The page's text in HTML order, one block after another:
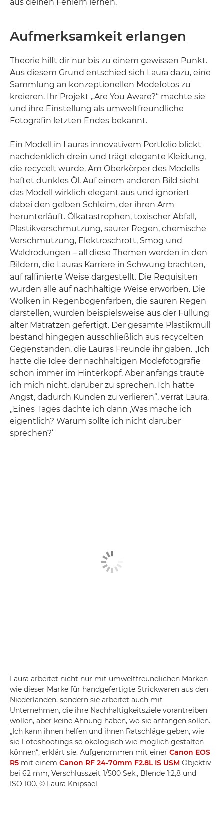
aus deinen Fehlern lernen.“
Aufmerksamkeit erlangen
Theorie hilft dir nur bis zu einem gewissen Punkt.
Aus diesem Grund entschied sich Laura dazu, eine
Sammlung an konzeptionellen Modefotos zu
kreieren. Ihr Projekt „Are You Aware?“ machte sie
und ihre Einstellung als umweltfreundliche
Fotografin letzten Endes bekannt.
Ein Modell in Lauras innovativem Portfolio blickt
nachdenklich drein und trägt elegante Kleidung,
die recycelt wurde. Am Oberkörper des Modells
haftet dunkles Öl. Auf einem anderen Bild sieht
das Modell wirklich elegant aus und ignoriert
dabei den gelben Schleim, der ihren Arm
herunterläuft. Ölkatastrophen, toxischer Abfall,
Plastikverschmutzung, saurer Regen, chemische
Verschmutzung, Elektroschrott, Smog und
Waldrodungen – all diese Themen werden in den
Bildern, die Lauras Karriere in Schwung brachten,
auf raffinierte Weise dargestellt. Die Requisiten
wurden alle auf nachhaltige Weise erworben. Die
Wolken in Regenbogenfarben, die sauren Regen
darstellen, wurden beispielsweise aus der Füllung
alter Matratzen gefertigt. Der gesamte Plastikmüll
bestand hingegen ausschließlich aus recycelten
Gegenständen, die Lauras Freunde ihr gaben. „Ich
hatte die Idee der nachhaltigen Modefotografie
schon immer im Hinterkopf. Aber anfangs traute
ich mich nicht, darüber zu sprechen. Ich hatte
Angst, dadurch Kunden zu verlieren“, verrät Laura.
„Eines Tages dachte ich dann ‚Was mache ich
eigentlich? Warum sollte ich nicht darüber
sprechen?‘
Laura arbeitet nicht nur mit umweltfreundlichen Marken
wie dieser Marke für handgefertigte Strickwaren aus den
Niederlanden, sondern sie arbeitet auch mit
Unternehmen, die ihre Nachhaltigkeitsziele vorantreiben
wollen, aber keine Ahnung haben, wo sie anfangen sollen.
„Ich kann ihnen helfen und ihnen Ratschläge geben, wie
sie Fotoshootings so ökologisch wie möglich gestalten
können“, erklärt sie. Aufgenommen mit einer Canon EOS
R5 mit einem Canon RF 24-70mm F2.8L IS USM Objektiv
bei 62 mm, Verschlusszeit 1/500 Sek., Blende 1:2,8 und
ISO 100. © Laura Knipsael